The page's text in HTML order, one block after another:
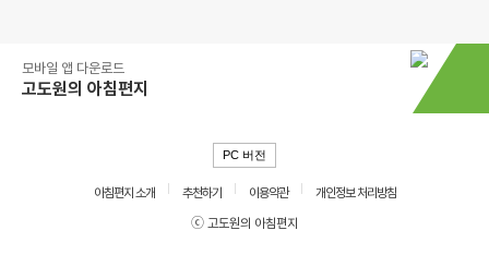
모바일 앱 다운로드
고도원의 아침편지
PC 버전
아침편지 소개 추천하기 이용약관
개인정보 처리방침
ⓒ 고도원의 아침편지